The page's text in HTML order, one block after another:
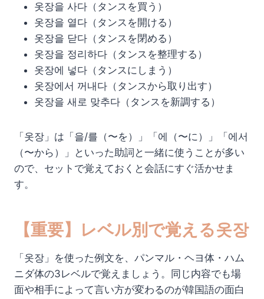
옷장을 사다（タンスを買う）
옷장을 열다（タンスを開ける）
옷장을 닫다（タンスを閉める）
옷장을 정리하다（タンスを整理する）
옷장에 넣다（タンスにしまう）
옷장에서 꺼내다（タンスから取り出す）
옷장을 새로 맞추다（タンスを新調する）
「옷장」は「을/를（〜を）」「에（〜に）」「에서
（〜から）」といった助詞と一緒に使うことが多い
ので、セットで覚えておくと会話にすぐ活かせま
す。
【重要】レベル別で覚える옷장
「옷장」を使った例文を、パンマル・ヘヨ体・ハム
ニダ体の3レベルで覚えましょう。同じ内容でも場
面や相手によって言い方が変わるのが韓国語の面白